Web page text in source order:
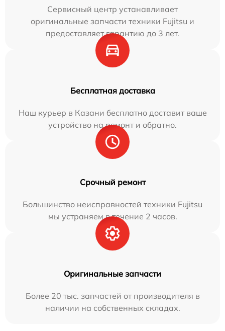
Сервисный центр устанавливает
оригинальные запчасти техники Fujitsu и
предоставляет гарантию до 3 лет.
Бесплатная доставка
Наш курьер в Казани бесплатно доставит ваше
устройство на ремонт и обратно.
Срочный ремонт
Большинство неисправностей техники Fujitsu
мы устраняем в течение 2 часов.
Оригинальные запчасти
Более 20 тыс. запчастей от производителя в
наличии на собственных складах.